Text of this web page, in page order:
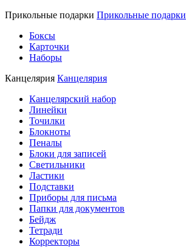
Прикольные подарки Прикольные подарки
Боксы
Карточки
Наборы
Канцелярия Канцелярия
Канцелярский набор
Линейки
Точилки
Блокноты
Пеналы
Блоки для записей
Светильники
Ластики
Подставки
Приборы для письма
Папки для документов
Бейдж
Тетради
Корректоры